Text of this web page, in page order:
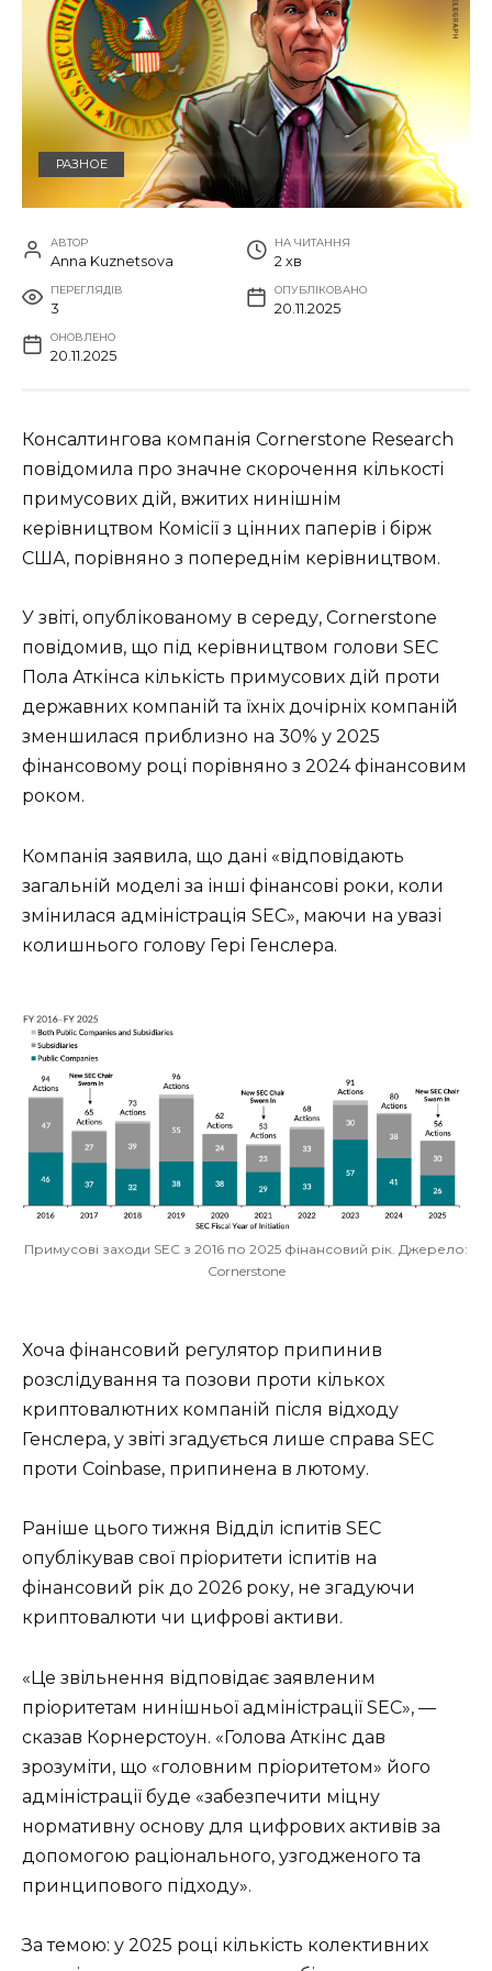
РАЗНОЕ
АВТОР
Anna Kuznetsova
НА ЧИТАННЯ
2 хв
ПЕРЕГЛЯДІВ
3
ОПУБЛІКОВАНО
20.11.2025
ОНОВЛЕНО
20.11.2025
Консалтингова компанія Cornerstone Research
повідомила про значне скорочення кількості
примусових дій, вжитих нинішнім
керівництвом Комісії з цінних паперів і бірж
США, порівняно з попереднім керівництвом.
У звіті, опублікованому в середу, Cornerstone
повідомив, що під керівництвом голови SEC
Пола Аткінса кількість примусових дій проти
державних компаній та їхніх дочірніх компаній
зменшилася приблизно на 30% у 2025
фінансовому році порівняно з 2024 фінансовим
роком.
Компанія заявила, що дані «відповідають
загальній моделі за інші фінансові роки, коли
змінилася адміністрація SEC», маючи на увазі
колишнього голову Гері Генслера.
Примусові заходи SEC з 2016 по 2025 фінансовий рік. Джерело:
Cornerstone
Хоча фінансовий регулятор припинив
розслідування та позови проти кількох
криптовалютних компаній після відходу
Генслера, у звіті згадується лише справа SEC
проти Coinbase, припинена в лютому.
Раніше цього тижня Відділ іспитів SEC
опублікував свої пріоритети іспитів на
фінансовий рік до 2026 року, не згадуючи
криптовалюти чи цифрові активи.
«Це звільнення відповідає заявленим
пріоритетам нинішньої адміністрації SEC», —
сказав Корнерстоун. «Голова Аткінс дав
зрозуміти, що «головним пріоритетом» його
адміністрації буде «забезпечити міцну
нормативну основу для цифрових активів за
допомогою раціонального, узгодженого та
принципового підходу».
За темою: у 2025 році кількість колективних